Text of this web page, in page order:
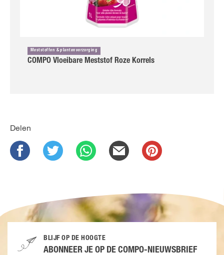
Meststoffen & plantenverzorging
COMPO Vloeibare Meststof Roze Korrels
Delen
BLIJF OP DE HOOGTE
ABONNEER JE OP DE COMPO-NIEUWSBRIEF